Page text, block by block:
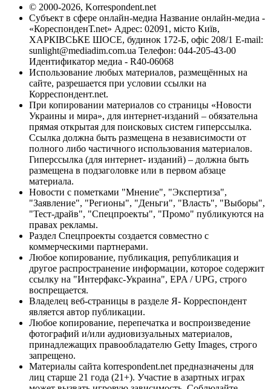
© 2000-2026, Korrespondent.net
Субъект в сфере онлайн-медиа Название онлайн-медиа -
«КореспонденТ.net» Адрес: 02091, місто Київ,
ХАРКІВСЬКЕ ШОСЕ, будинок 172-Б, офіс 208/1 E-mail:
sunlight@mediadim.com.ua Телефон: 044-205-43-00
Идентификатор медиа - R40-06068
Использование любых материалов, размещённых на
сайте, разрешается при условии ссылки на
Корреспондент.net.
При копировании материалов со страницы «Новости
Украины и мира», для интернет-изданий – обязательна
прямая открытая для поисковых систем гиперссылка.
Ссылка должна быть размещена в независимости от
полного либо частичного использования материалов.
Гиперссылка (для интернет- изданий) – должна быть
размещена в подзаголовке или в первом абзаце
материала.
Новости с пометками "Мнение", "Экспертиза",
"Заявление", "Регионы", "Деньги", "Власть", "Выборы",
"Тест-драйв", "Спецпроекты", "Промо" публикуются на
правах рекламы.
Раздел Спецпроекты создается совместно с
коммерческими партнерами.
Любое копирование, публикация, републикация и
другое распространение информации, которое содержит
ссылку на "Интерфакс-Украина", EPA / UPG, строго
воспрещается.
Владелец веб-страницы в разделе Я- Корреспондент
является автор публикации.
Любое копирование, перепечатка и воспроизведение
фотографий и/или аудиовизуальных материалов,
принадлежащих правообладателю Getty Images, строго
запрещено.
Материалы сайта korrespondent.net предназначены для
лиц старше 21 года (21+). Участие в азартных играх